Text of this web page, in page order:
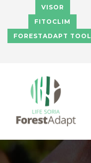
Pasar al contenido principal
VISOR
FITOCLIM
FORESTADAPT TOOL